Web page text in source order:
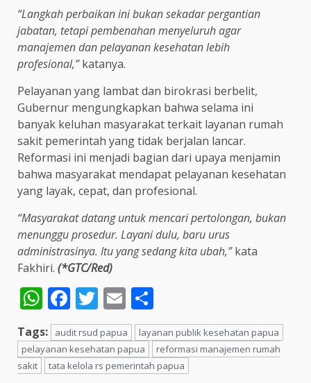
“Langkah perbaikan ini bukan sekadar pergantian
jabatan, tetapi pembenahan menyeluruh agar
manajemen dan pelayanan kesehatan lebih
profesional,”katanya.
Pelayanan yang lambat dan birokrasi berbelit,
Gubernur mengungkapkan bahwa selama ini
banyak keluhan masyarakat terkait layanan rumah
sakit pemerintah yang tidak berjalan lancar.
Reformasi ini menjadi bagian dari upaya menjamin
bahwa masyarakat mendapat pelayanan kesehatan
yang layak, cepat, dan profesional.
“Masyarakat datang untuk mencari pertolongan, bukan
menunggu prosedur. Layani dulu, baru urus
administrasinya. Itu yang sedang kita ubah,”kata
Fakhiri. (*GTC/Red)
WhatsApp
Facebook
Twitter
Email
Tags: audit rsud papua
layanan publik kesehatan papua
pelayanan kesehatan papua
reformasi manajemen rumah
sakit
tata kelola rs pemerintah papua